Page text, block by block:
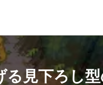
る見下ろし